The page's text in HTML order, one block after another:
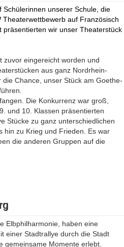
Schülerinnen unserer Schule, die
auf Französisch
präsentierten wir unser Theaterstück
zuvor eingereicht worden und
aus ganz Nordrhein-
Chance, unser Stück am Goethe-
Die Konkurrenz war groß,
und 10. Klassen präsentierten
Stücke zu ganz unterschiedlichen
hin zu Krieg und Frieden. Es war
die anderen Gruppen auf die
Elbphilharmonie, haben eine
einer Stadtrallye durch die Stadt
gemeinsame Momente erlebt.